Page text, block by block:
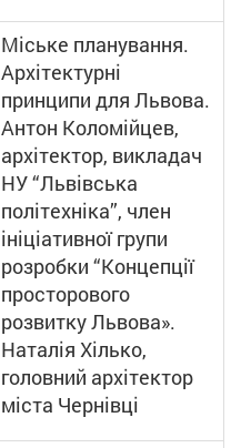
Міське планування.
Архітектурні
принципи для Львова.
Антон Коломійцев,
архітектор, викладач
НУ “Львівська
політехніка”, член
ініціативної групи
розробки “Концепції
просторового
розвитку Львова».
Наталія Хілько,
головний архітектор
міста Чернівці